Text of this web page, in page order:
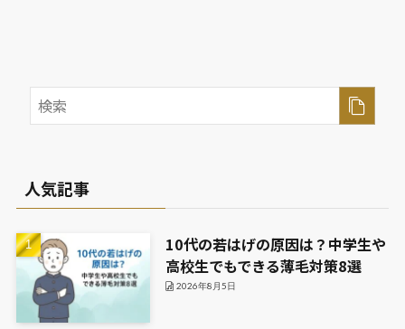
人気記事
10代の若はげの原因は？中学生や
高校生でもできる薄毛対策8選
2026年8月5日